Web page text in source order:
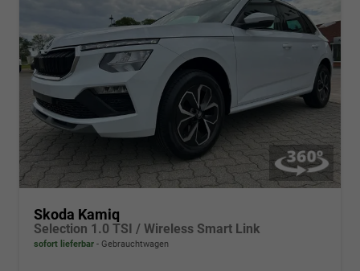
Skoda Kamiq
Selection 1.0 TSI / Wireless Smart Link
sofort lieferbar Gebrauchtwagen